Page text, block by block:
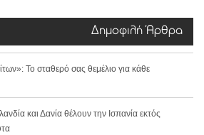
Δημοφιλή Άρθρα
Το σταθερό σας θεμέλιο για κάθε
και Δανία θέλουν την Ισπανία εκτός